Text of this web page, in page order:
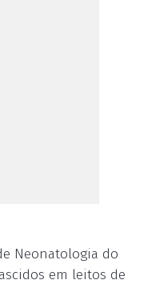
Neonatologia do
em leitos de